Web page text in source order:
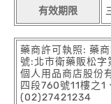
有效期限
藥商許可執照: 藥
號:北市衛藥販松字
個人用品商店股份
四段760號11樓之
(02)27421234